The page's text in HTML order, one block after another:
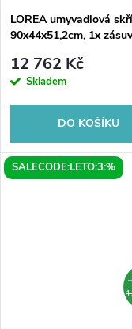
LOREA umyvadlová
90x44x51,2cm, 1x
12 762 Kč
Skladem
DO KOŠÍKU
SALECODE:LETO:3:%